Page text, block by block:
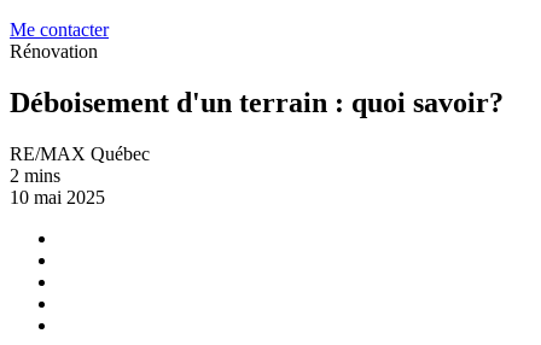
Me contacter
Rénovation
Déboisement d'un terrain : quoi savoir?
RE/MAX Québec
2 mins
10 mai 2025